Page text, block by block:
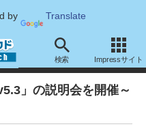
by Translate
検索 Impressサイト
」の説明会を開催～